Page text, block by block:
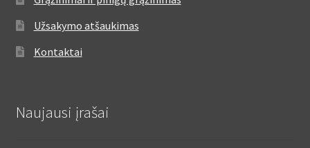
Užsakymo atšaukimas
Kontaktai
Naujausi įrašai